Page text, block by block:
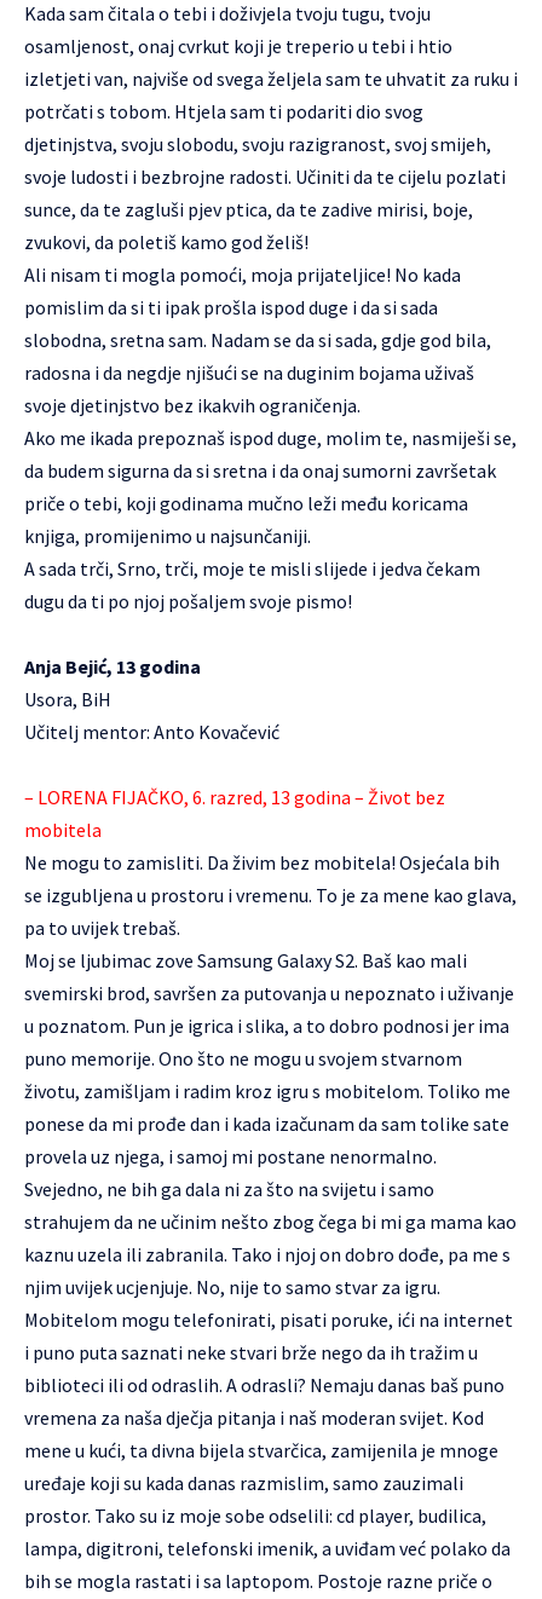
Kada sam čitala o tebi i doživjela tvoju tugu, tvoju
osamljenost, onaj cvrkut koji je treperio u tebi i htio
izletjeti van, najviše od svega željela sam te uhvatit za ruku i
potrčati s tobom. Htjela sam ti podariti dio svog
djetinjstva, svoju slobodu, svoju razigranost, svoj smijeh,
svoje ludosti i bezbrojne radosti. Učiniti da te cijelu pozlati
sunce, da te zagluši pjev ptica, da te zadive mirisi, boje,
zvukovi, da poletiš kamo god želiš!
Ali nisam ti mogla pomoći, moja prijateljice! No kada
pomislim da si ti ipak prošla ispod duge i da si sada
slobodna, sretna sam. Nadam se da si sada, gdje god bila,
radosna i da negdje njišući se na duginim bojama uživaš
svoje djetinjstvo bez ikakvih ograničenja.
Ako me ikada prepoznaš ispod duge, molim te, nasmiješi se,
da budem sigurna da si sretna i da onaj sumorni završetak
priče o tebi, koji godinama mučno leži među koricama
knjiga, promijenimo u najsunčaniji.
A sada trči, Srno, trči, moje te misli slijede i jedva čekam
dugu da ti po njoj pošaljem svoje pismo!
Anja Bejić, 13 godina
Usora, BiH
Učitelj mentor: Anto Kovačević
– LORENA FIJAČKO, 6. razred, 13 godina – Život bez
mobitela
Ne mogu to zamisliti. Da živim bez mobitela! Osjećala bih
se izgubljena u prostoru i vremenu. To je za mene kao glava,
pa to uvijek trebaš.
Moj se ljubimac zove Samsung Galaxy S2. Baš kao mali
svemirski brod, savršen za putovanja u nepoznato i uživanje
u poznatom. Pun je igrica i slika, a to dobro podnosi jer ima
puno memorije. Ono što ne mogu u svojem stvarnom
životu, zamišljam i radim kroz igru s mobitelom. Toliko me
ponese da mi prođe dan i kada izačunam da sam tolike sate
provela uz njega, i samoj mi postane nenormalno.
Svejedno, ne bih ga dala ni za što na svijetu i samo
strahujem da ne učinim nešto zbog čega bi mi ga mama kao
kaznu uzela ili zabranila. Tako i njoj on dobro dođe, pa me s
njim uvijek ucjenjuje. No, nije to samo stvar za igru.
Mobitelom mogu telefonirati, pisati poruke, ići na internet
i puno puta saznati neke stvari brže nego da ih tražim u
biblioteci ili od odraslih. A odrasli? Nemaju danas baš puno
vremena za naša dječja pitanja i naš moderan svijet. Kod
mene u kući, ta divna bijela stvarčica, zamijenila je mnoge
uređaje koji su kada danas razmislim, samo zauzimali
prostor. Tako su iz moje sobe odselili: cd player, budilica,
lampa, digitroni, telefonski imenik, a uviđam već polako da
bih se mogla rastati i sa laptopom. Postoje razne priče o